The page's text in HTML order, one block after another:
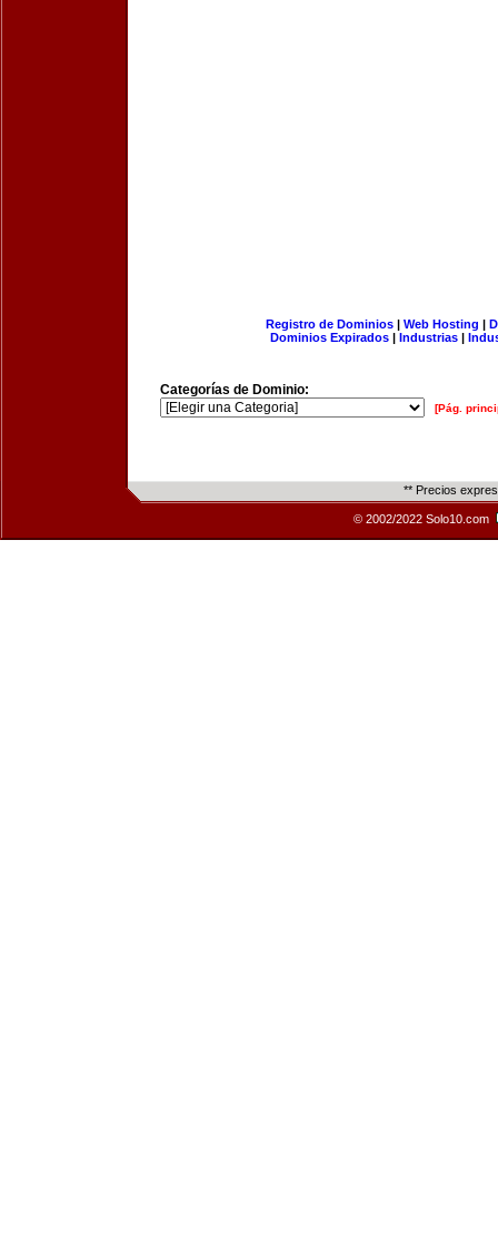
Registro de Dominios| Web Hosting |
Dominios Expirados | Industrias |
Categorías de Dominio:
[Pág.
** Precios
© 2002/2022 Solo10.com